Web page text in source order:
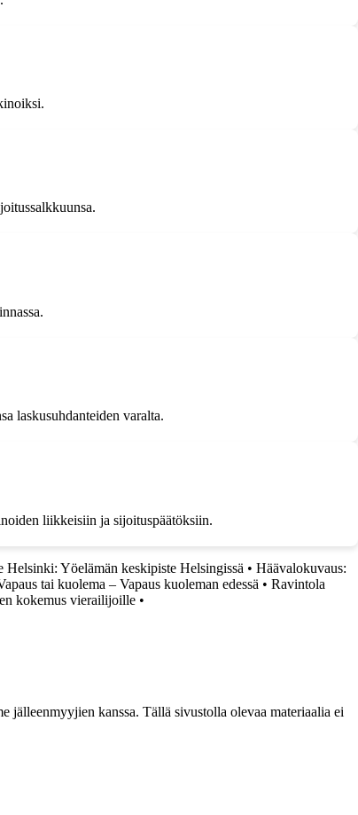
laskusuhdanteiden varalta.
liikkeisiin ja sijoituspäätöksiin.
Helsinki: Yöelämän keskipiste Helsingissä • Häävalokuvaus:
tai kuolema – Vapaus kuoleman edessä • Ravintola
kokemus vierailijoille •
jälleenmyyjien kanssa. Tällä sivustolla olevaa materiaalia ei